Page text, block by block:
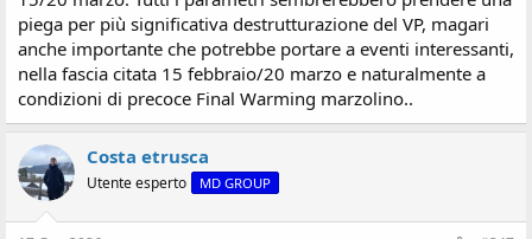
piega per più significativa destrutturazione del VP, magari
anche importante che potrebbe portare a eventi interessanti,
nella fascia citata 15 febbraio/20 marzo e naturalmente a
condizioni di precoce Final Warming marzolino..
Costa etrusca
Utente esperto MD GROUP